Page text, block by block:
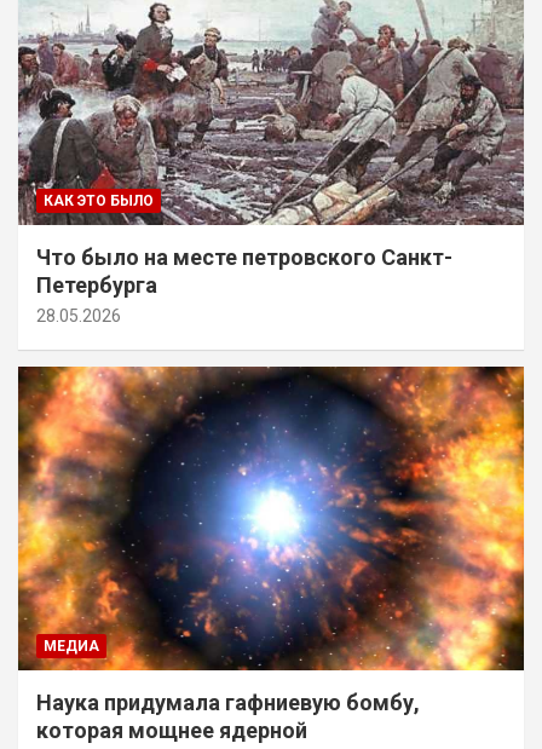
КАК ЭТО БЫЛО
Что было на месте петровского Санкт-
Петербурга
28.05.2026
МЕДИА
Наука придумала гафниевую бомбу,
которая мощнее ядерной